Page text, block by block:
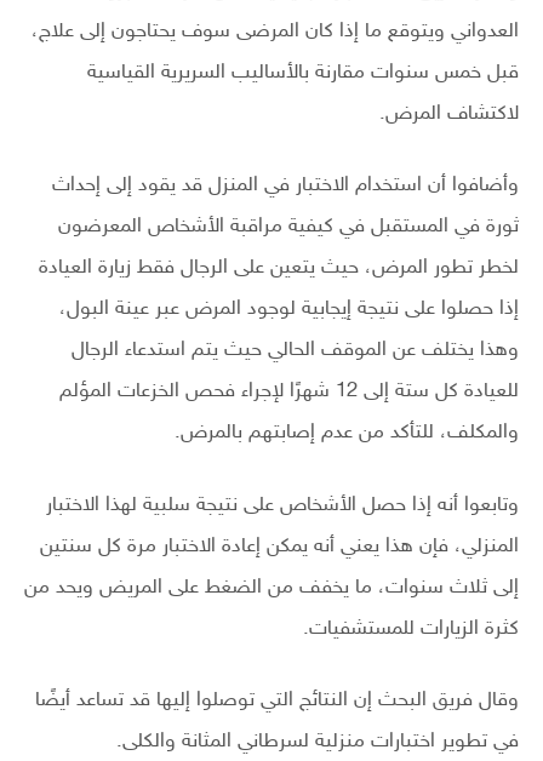
العدواني ويتوقع ما إذا كان المرضى سوف يحتاجون إلى علاج،
قبل خمس سنوات مقارنة بالأساليب السريرية القياسية
لاكتشاف المرض.
وأضافوا أن استخدام الاختبار في المنزل قد يقود إلى إحداث
ثورة في المستقبل في كيفية مراقبة الأشخاص المعرضون
لخطر تطور المرض، حيث يتعين على الرجال فقط زيارة العيادة
إذا حصلوا على نتيجة إيجابية لوجود المرض عبر عينة البول،
وهذا يختلف عن الموقف الحالي حيث يتم استدعاء الرجال
للعيادة كل ستة إلى 12 شهرًا لإجراء فحص الخزعات المؤلم
والمكلف، للتأكد من عدم إصابتهم بالمرض.
وتابعوا أنه إذا حصل الأشخاص على نتيجة سلبية لهذا الاختبار
المنزلي، فإن هذا يعني أنه يمكن إعادة الاختبار مرة كل سنتين
إلى ثلاث سنوات، ما يخفف من الضغط على المريض ويحد من
كثرة الزيارات للمستشفيات.
وقال فريق البحث إن النتائج التي توصلوا إليها قد تساعد أيضًا
في تطوير اختبارات منزلية لسرطاني المثانة والكلى.